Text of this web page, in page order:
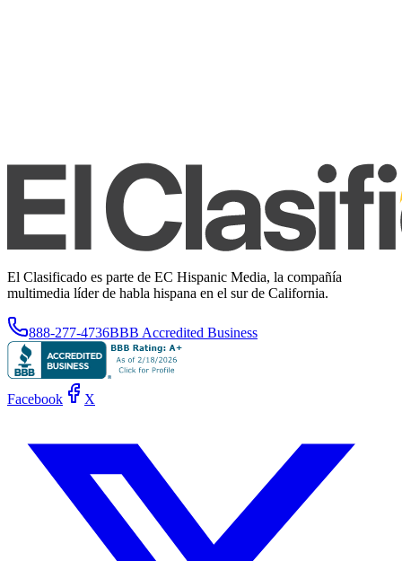
El Clasificado es parte de EC Hispanic Media, la compañía
multimedia líder de habla hispana en el sur de California.
888-277-4736BBB Accredited Business
Facebook X